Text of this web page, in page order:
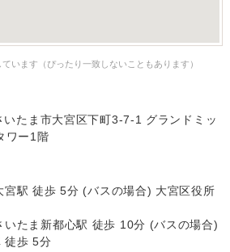
います（ぴったり一致しないこともあります）
たま市大宮区下町3-7-1 グランドミッ
ワー1階
宮駅 徒歩 5分 (バスの場合) 大宮区役所
いたま新都心駅 徒歩 10分 (バスの場合)
徒歩 5分